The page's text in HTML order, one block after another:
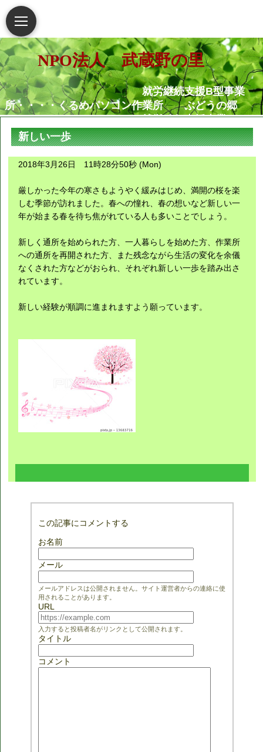
NPO法人 武蔵野の里
就労継続支援B型事業
所・・・・くるめパソコン作業所 ぶどうの郷
就労移行支援事業
所・・・・・・くるめパソコン作業所
相談支援センター武蔵野
の里
就労定着支援センターつ
ぐみ
られる地域社会の実現を願っています
新しい一歩
2018年3月26日 11時28分50秒 (Mon)
厳しかった今年の寒さもようやく緩みはじめ、満開の桜を楽
しむ季節が訪れました。春への憧れ、春の想いなど新しい一
年が始まる春を待ち焦がれている人も多いことでしょう。
新しく通所を始められた方、一人暮らしを始めた方、作業所
への通所を再開された方、また残念ながら生活の変化を余儀
なくされた方などがおられ、それぞれ新しい一歩を踏み出さ
れています。
新しい経験が順調に進まれますよう願っています。
この記事にコメントする
お名前
メール
メールアドレスは公開されません。サイト運営者からの連絡に使
用されることがあります。
URL
入力すると投稿者名がリンクとして公開されます。
タイトル
コメント